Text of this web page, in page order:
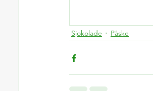
veganske produkter
Sjokolade Påske